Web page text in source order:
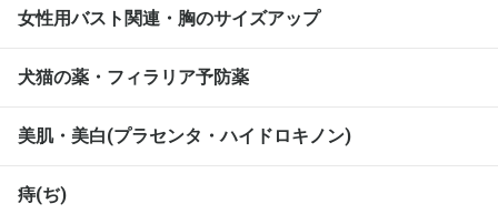
女性用バスト関連・胸のサイズアップ
犬猫の薬・フィラリア予防薬
美肌・美白(プラセンタ・ハイドロキノン)
痔(ぢ)